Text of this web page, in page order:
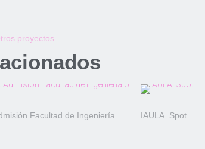
proyectos
Facultad de Ingeniería
IAULA. Spot